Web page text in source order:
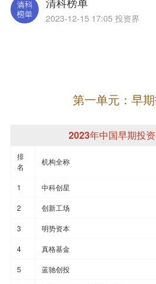
清科榜单
2023-12-15 17:05 投资界
第一单元：早
2023年中国早期投
排
名
机构全称
1 中科创星
2 创新工场
3 明势资本
4 真格基金
5 蓝驰创投